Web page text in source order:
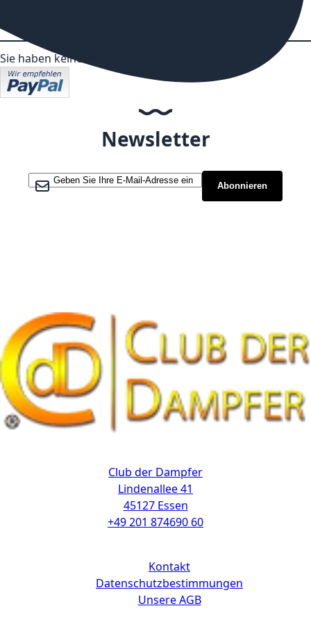
Sie haben keine Artikel zum vergleichen.
Newsletter
Melden Sie sich für unseren Newsletter an:
Abonnieren
Club der Dampfer
Lindenallee 41
45127 Essen
+49 201 874690 60
Kontakt
Datenschutzbestimmungen
Unsere AGB